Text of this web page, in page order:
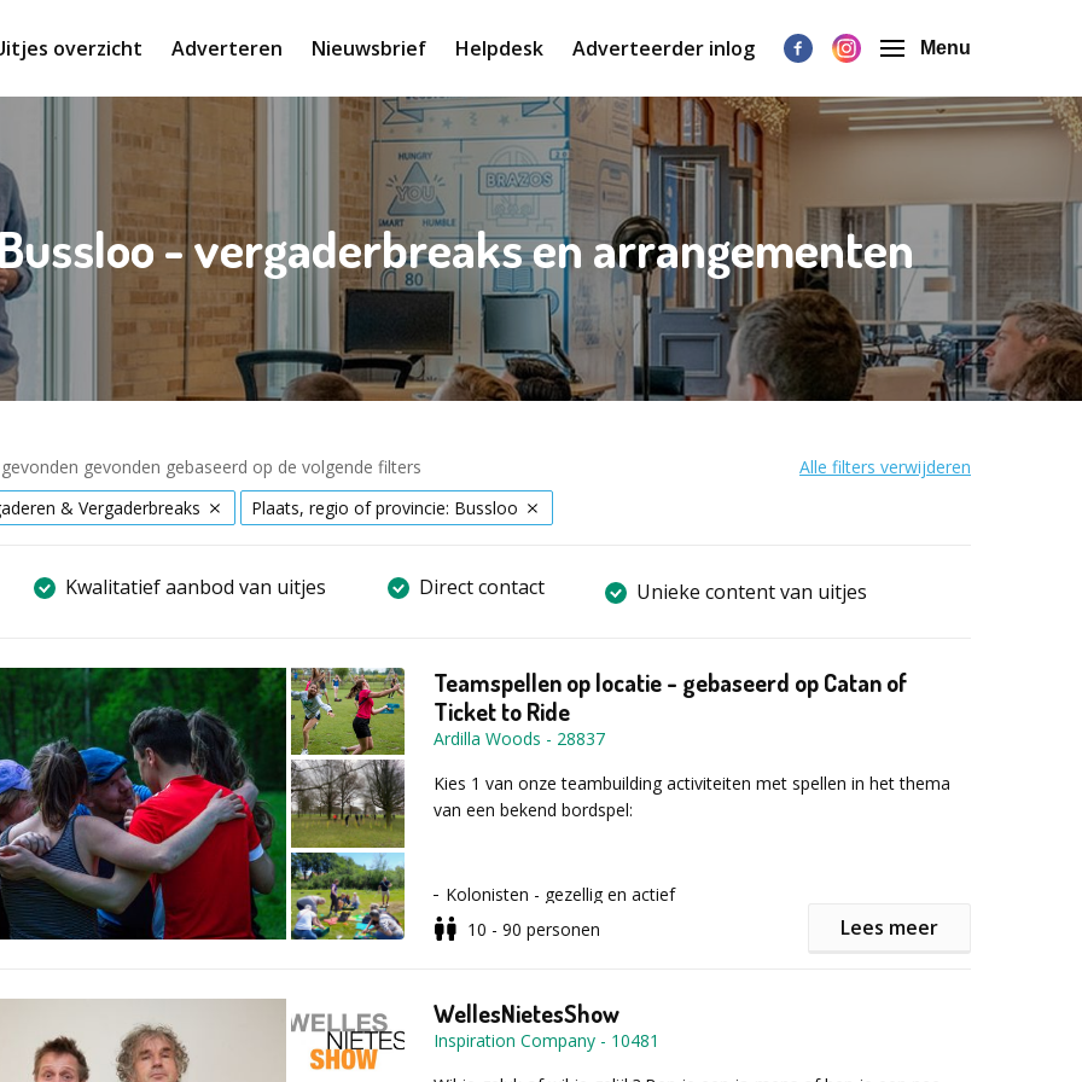
overzicht Adverteren Nieuwsbrief Helpdesk Adverteerder inlog Menu
- vergaderbreaks en arrangementen
gevonden gebaseerd op de volgende filters
Alle filters verwijderen
& Vergaderbreaks
Plaats, regio of provincie: Bussloo
Kwalitatief aanbod van uitjes Direct contact Unieke content van uitjes
Teamspellen op locatie - gebaseerd op Catan of
Ticket to Ride
Ardilla Woods - 28837
Kies 1 van onze teambuilding activiteiten met spellen in het thema
van een bekend bordspel:
Kolonisten - gezellig en actief
Token to Travel - sportief en tactisch
Herres op de Hei - lachwekkend en laagdrempelig
Een van onze instructeurs komt jullie kant op om de activiteit te
begeleiden. Elke activiteit bestaat uit meerdere originele spellen die
10 - 90 personen Lees meer
WellesNietesShow
Inspiration Company - 10481